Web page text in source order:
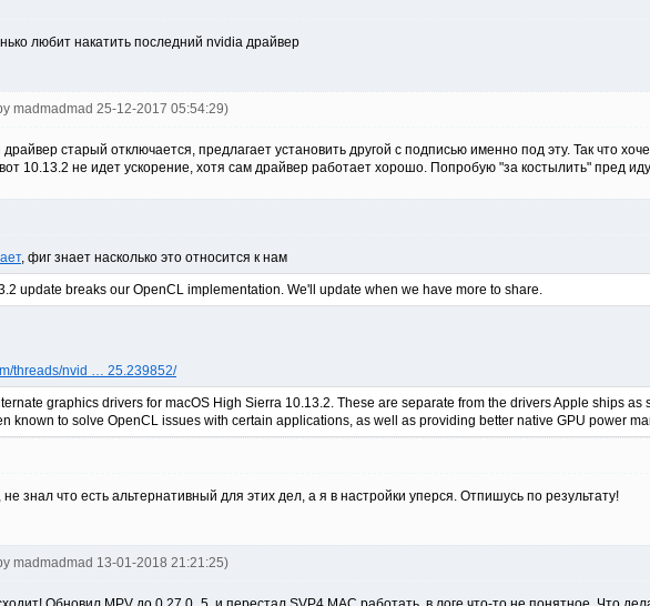
любит накатить последний nvidia драйвер
madmadmad 25-12-2017 05:54:29)
старый отключается, предлагает установить другой с подписью именно под эту. Так что
10.13.2 не идет ускорение, хотя сам драйвер работает хорошо. Попробую "за костылить" пред
, фиг знает насколько это относится к нам
update breaks our OpenCL implementation. We'll update when we have more to share.
threads/nvid … 25.239852/
graphics drivers for macOS High Sierra 10.13.2. These are separate from the drivers Apple ships
known to solve OpenCL issues with certain applications, as well as providing better native GPU power
знал что есть альтернативный для этих дел, а я в настройки уперся. Отпишусь по результату!
madmadmad 13-01-2018 21:21:25)